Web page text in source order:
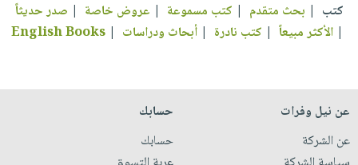
كتب | بحث متقدم | كتب مسموعة | عروض خاصة | صدر حديثاً
| الأكثر مبيعاً | كتب نادرة | أبحاث ودراسات |
English Books
عن نيل وفرات
عن الشركة
حسابك
حسابك